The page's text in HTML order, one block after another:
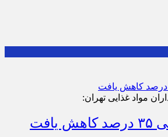
مواد غذایی تهران: